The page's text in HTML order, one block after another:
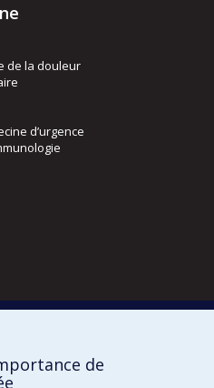
de la douleur
d’urgence
nucléaire
de